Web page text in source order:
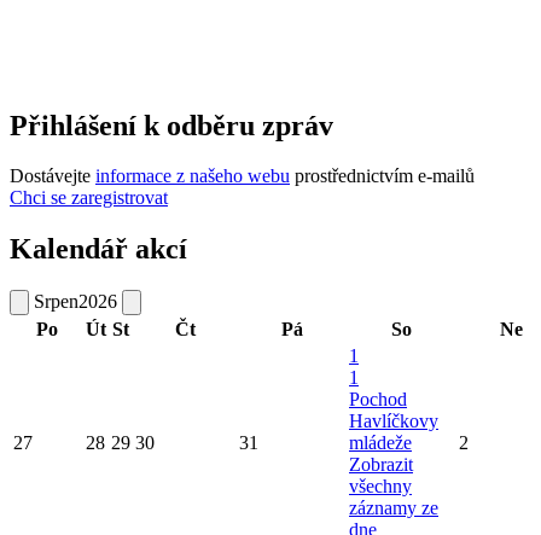
Přihlášení k odběru zpráv
Dostávejte informace z našeho webu prostřednictvím e-mailů
Chci se zaregistrovat
Kalendář akcí
Srpen2026
Po
Út St Čt Pá So Ne
27 28 29 30 31
1
1
Pochod
Havlíčkovy
mládeže
Zobrazit
všechny
záznamy ze
dne
2